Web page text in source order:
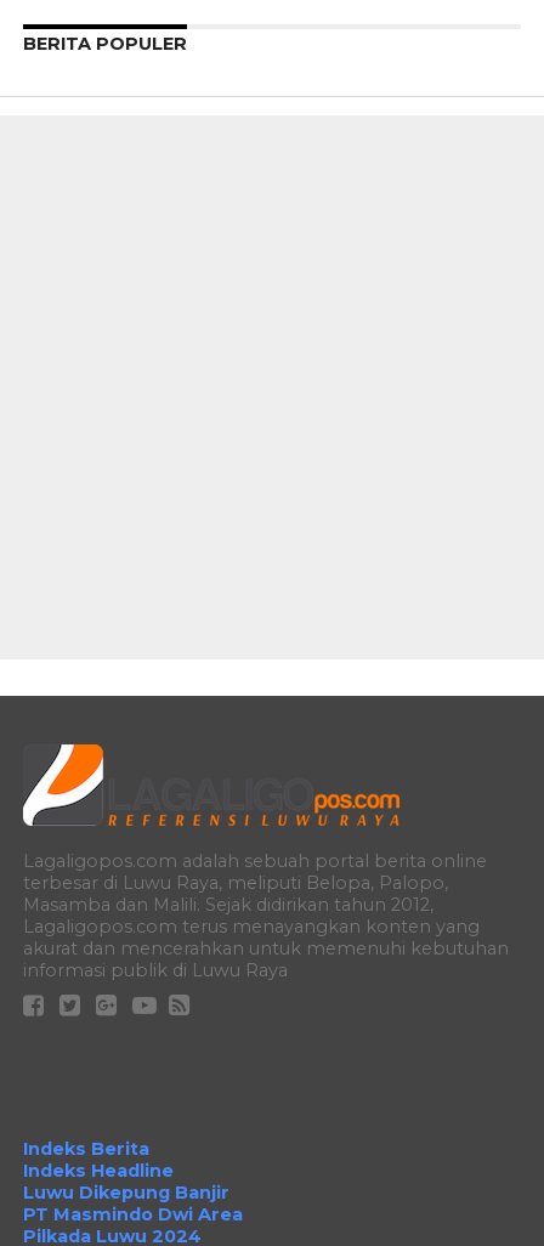
BERITA POPULER
Lagaligopos.com adalah sebuah portal berita online
terbesar di Luwu Raya, meliputi Belopa, Palopo,
Masamba dan Malili. Sejak didirikan tahun 2012,
Lagaligopos.com terus menayangkan konten yang
akurat dan mencerahkan untuk memenuhi kebutuhan
informasi publik di Luwu Raya
Indeks Berita
Indeks Headline
Luwu Dikepung Banjir
PT Masmindo Dwi Area
Pilkada Luwu 2024